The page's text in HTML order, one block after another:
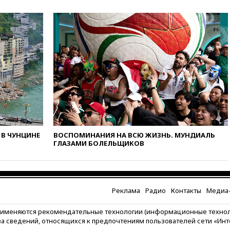
10:54Президент ФИФА
Джанни Инфантино сумел
сохранить пост
10:38Роскачество нашло
кишечную палочку в бургерах
пяти популярных сетей
фастфуда
10:19СКР рассматривает три
основные версии
произошедшего с Cessna-182
10:18
В Приморье задержаны
подростки, планировавшие
теракт на объекте Росгвардии
Украины приведет к
инцидент с дроном в
аэропорту Лейпцига —
ЧУНЦИНЕ
ВОСПОМИНАНИЯ НА ВСЮ ЖИЗНЬ. МУНДИАЛЬ
ГЛАЗАМИ БОЛЕЛЬЩИКОВ
Реклама Радио Контакты
рекомендательные технологии (информационные
сведений, относящихся к предпочтениям пользователей сети